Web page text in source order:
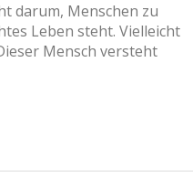
darum, Menschen zu
Leben steht. Vielleicht
Mensch versteht